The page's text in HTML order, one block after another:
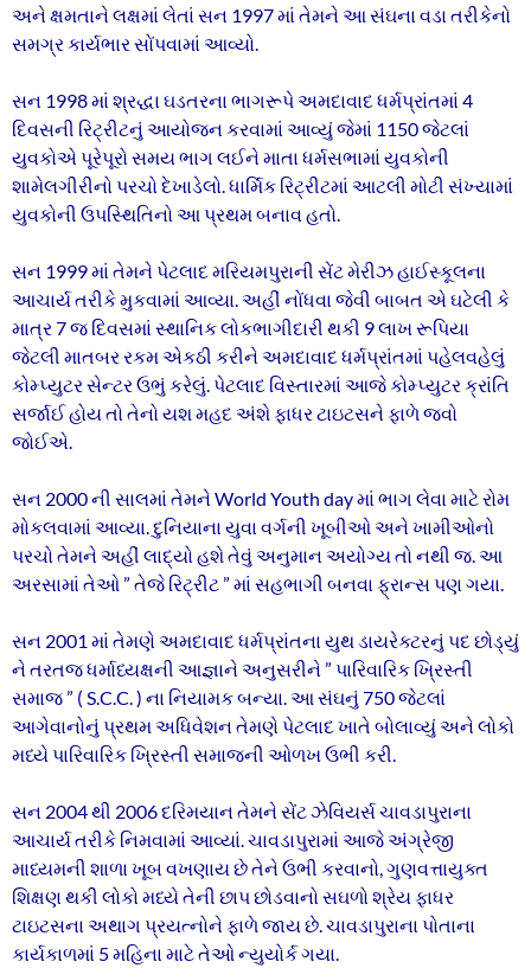
અને ક્ષમતાને લક્ષમાં લેતાં સન 1997 માં તેમને આ સંઘના વડા તરીકેનો
સમગ્ર કાર્યભાર સોંપવામાં આવ્યો.
સન 1998 માં શ્રદ્ધા ઘડતરના ભાગરૂપે અમદાવાદ ધર્મપ્રાંતમાં 4
દિવસની રિટ્રીટનું આયોજન કરવામાં આવ્યું જેમાં 1150 જેટલાં
યુવકોએ પૂરેપૂરો સમય ભાગ લઈને માતા ધર્મસભામાં યુવકોની
શામેલગીરીનો પરચો દેખાડેલો. ધાર્મિક રિટ્રીટમાં આટલી મોટી સંખ્યામાં
યુવકોની ઉપસ્થિતિનો આ પ્રથમ બનાવ હતો.
સન 1999 માં તેમને પેટલાદ મરિયમપુરાની સેંટ મેરીઝ હાઈસ્કૂલના
આચાર્ય તરીકે મુકવામાં આવ્યા. અહીં નોંધવા જેવી બાબત એ ઘટેલી કે
માત્ર 7 જ દિવસમાં સ્થાનિક લોકભાગીદારી થકી 9 લાખ રૂપિયા
જેટલી માતબર રકમ એકઠી કરીને અમદાવાદ ધર્મપ્રાંતમાં પહેલવહેલું
કોમ્પ્યુટર સેન્ટર ઉભું કરેલું. પેટલાદ વિસ્તારમાં આજે કોમ્પ્યુટર ક્રાંતિ
સર્જાઈ હોય તો તેનો યશ મહદ અંશે ફાધર ટાઇટસને ફાળે જવો
જોઈએ.
સન 2000 ની સાલમાં તેમને World Youth day માં ભાગ લેવા માટે રોમ
મોકલવામાં આવ્યા. દુનિયાના યુવા વર્ગની ખૂબીઓ અને ખામીઓનો
પરચો તેમને અહીં લાદ્યો હશે તેવું અનુમાન અયોગ્ય તો નથી જ. આ
અરસામાં તેઓ ” તેજે રિટ્રીટ ” માં સહભાગી બનવા ફ્રાન્સ પણ ગયા.
સન 2001 માં તેમણે અમદાવાદ ધર્મપ્રાંતના યુથ ડાયરેક્ટરનું પદ છોડ્યું
ને તરતજ ધર્માધ્યક્ષની આજ્ઞાને અનુસરીને ” પારિવારિક ખ્રિસ્તી
સમાજ ” ( S.C.C. ) ના નિયામક બન્યા. આ સંઘનું 750 જેટલાં
આગેવાનોનું પ્રથમ અધિવેશન તેમણે પેટલાદ ખાતે બોલાવ્યું અને લોકો
મધ્યે પારિવારિક ખ્રિસ્તી સમાજની ઓળખ ઉભી કરી.
સન 2004 થી 2006 દરિમયાન તેમને સેંટ ઝેવિયર્સ ચાવડાપુરાના
આચાર્ય તરીકે નિમવામાં આવ્યાં. ચાવડાપુરામાં આજે અંગ્રેજી
માધ્યમની શાળા ખૂબ વખણાય છે તેને ઉભી કરવાનો, ગુણવત્તાયુક્ત
શિક્ષણ થકી લોકો મધ્યે તેની છાપ છોડવાનો સઘળો શ્રેય ફાધર
ટાઇટસના અથાગ પ્રયત્નોને ફાળે જાય છે. ચાવડાપુરાના પોતાના
કાર્યકાળમાં 5 મહિના માટે તેઓ ન્યુયોર્ક ગયા.